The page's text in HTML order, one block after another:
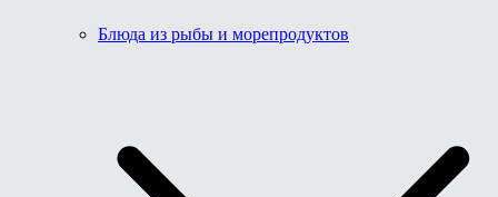
Блюда из рыбы и морепродуктов